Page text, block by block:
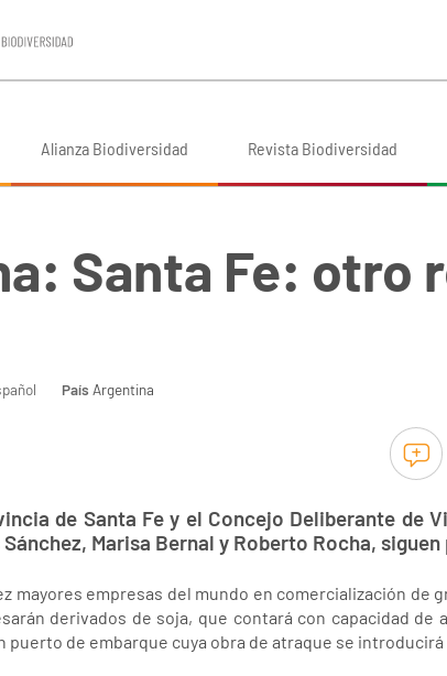
Alianza Biodiversidad Revista Biodiversidad
Santa Fe: otro
País Argentina
de Santa Fe y el Concejo Deliberante de
Marisa Bernal y Roberto Rocha,
mayores empresas del mundo en comercialización de
derivados de soja, que contará con capacidad de
puerto de embarque cuya obra de atraque se